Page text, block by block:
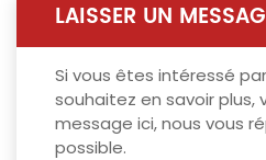
LAISSER UN
Si vous êtes intéressé
souhaitez en savoir plus,
message ici, nous vous
possible.